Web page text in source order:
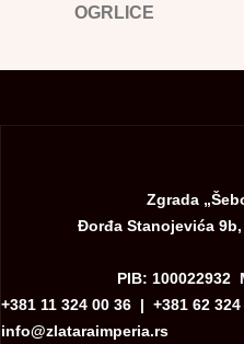
OGRLICE
Zgrada
Đorđa Stanojevića
PIB: 100022932
+381 11 324 00 36 |+381 62
info@zlataraimperia.rs